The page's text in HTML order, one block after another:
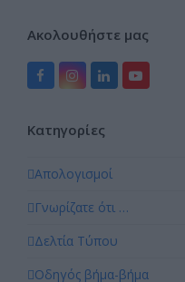
Ακολουθήστε μας
FacebookInstagram
LinkedInYouTube
Kατηγορίες
Απολογισμοί
Γνωρίζατε ότι …
Δελτία Τύπου
Οδηγός βήμα-βήμα